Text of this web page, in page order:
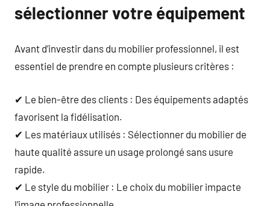
sélectionner votre équipement
Avant d’investir dans du mobilier professionnel, il est
essentiel de prendre en compte plusieurs critères :
✔ Le bien-être des clients : Des équipements adaptés
favorisent la fidélisation.
✔ Les matériaux utilisés : Sélectionner du mobilier de
haute qualité assure un usage prolongé sans usure
rapide.
✔ Le style du mobilier : Le choix du mobilier impacte